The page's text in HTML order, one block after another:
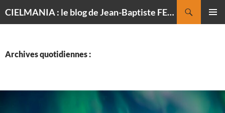
CIELMANIA : le blog de Jean-Baptiste FELDMANN, photographe du ciel
Archives quotidiennes :